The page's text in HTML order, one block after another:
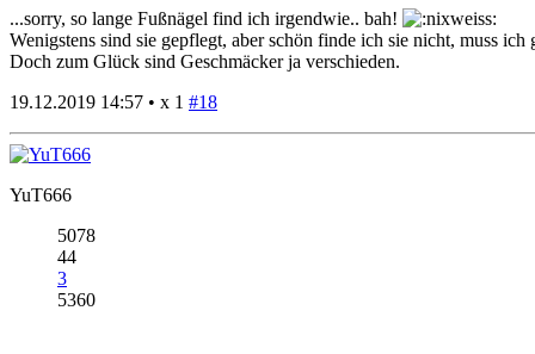
...sorry, so lange Fußnägel find ich irgendwie.. bah!
Wenigstens sind sie gepflegt, aber schön finde ich sie nicht, muss ich
Doch zum Glück sind Geschmäcker ja verschieden.
19.12.2019 14:57 • x 1 #18
YuT666
5078
44
3
5360